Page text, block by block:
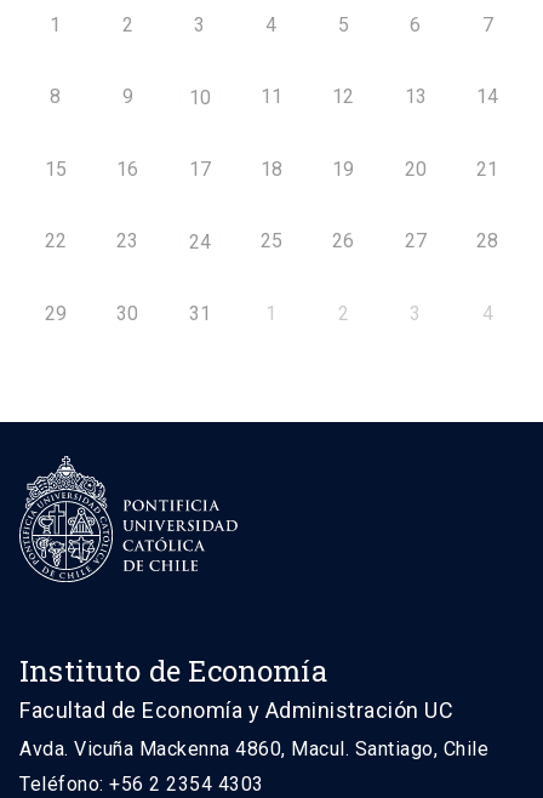
1 2 3 4 5 6 7
8 9 10 11 12 13 14
15 16 17 18 19 20 21
22 23 24 25 26 27 28
29 30 31 1 2 3 4
Instituto de Economía
Facultad de Economía y Administración UC
Avda. Vicuña Mackenna 4860, Macul. Santiago, Chile
Teléfono: +56 2 2354 4303